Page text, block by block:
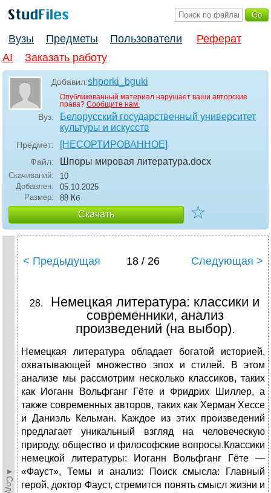
Вузы Предметы Пользователи
Реферат
AI
Заказать работу
Добавил:shporki_bguki
Опубликованный материал нарушает ваши авторские
права? Сообщите нам.
Вуз:
Белорусский государственный университет
культуры и искусств
Предмет: [НЕСОРТИРОВАННОЕ]
Файл: Шпоры мировая литература.docx
Скачиваний:
10
Добавлен:
05.10.2025
Размер:
88 Кб
Скачать ☆
< Предыдущая 18 / 26 Следующая >
Немецкая литература: классики и
современники, анализ
произведений (на выбор).
Немецкая литература обладает богатой историей,
охватывающей множество эпох и стилей. В этом
анализе мы рассмотрим несколько классиков, таких
как Иоганн Вольфганг Гёте и Фридрих Шиллер, а
также современных авторов, таких как Херман Хессе
и Даниэль Кельман. Каждое из этих произведений
предлагает уникальный взгляд на человеческую
природу, общество и философские вопросы.Классики
немецкой литературы: Иоганн Вольфганг Гёте —
«Фауст», Темы и анализ: Поиск смысла: Главный
герой, доктор Фауст, стремится понять смысл жизни и